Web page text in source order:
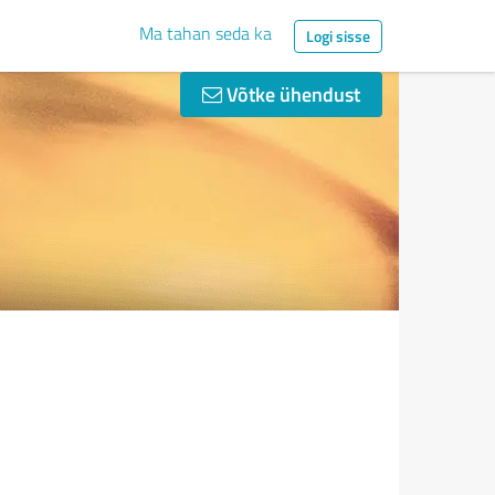
Ma tahan seda ka Logi sisse
Võtke ühendust